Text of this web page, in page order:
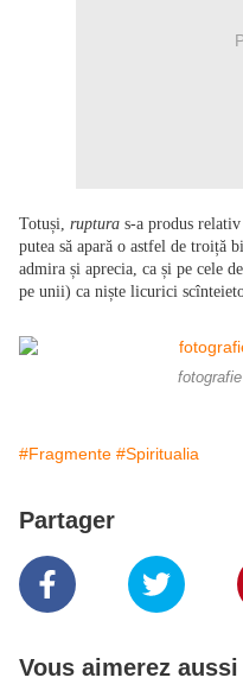
Totuși, ruptura s-a produs
putea să apară o astfel de troiță
admira și aprecia, ca și pe cele
pe unii) ca niște licurici
#Fragmente #Spiritualia
Partager
Vous aimerez aussi